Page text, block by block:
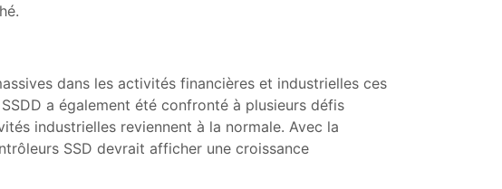
dans les activités financières et industrielles ces
a également été confronté à plusieurs défis
industrielles reviennent à la normale. Avec la
SSD devrait afficher une croissance